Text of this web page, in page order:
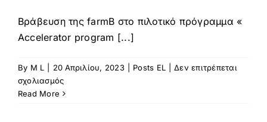
Βράβευση της farmB στο πιλοτικό πρόγραμμα «
Accelerator program [...]
By M L 20 Απριλίου, 2023 Posts EL
Δεν επιτρέπεται
σχολιασμόςστο
Βράβευση
Read More